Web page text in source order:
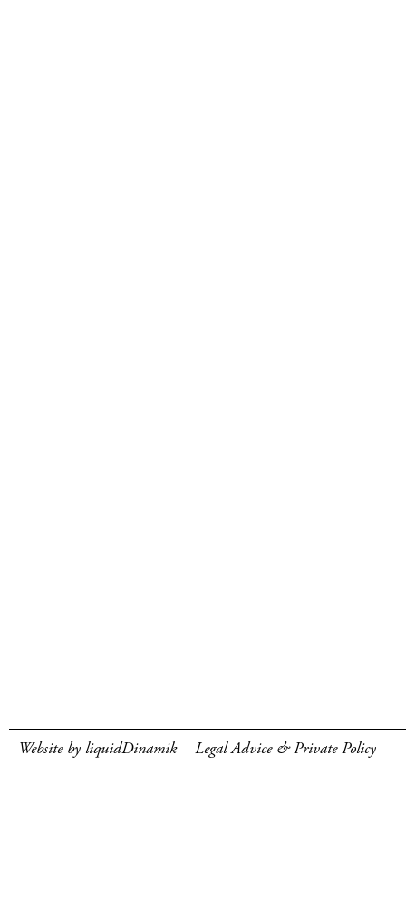
Website by liquidDinamik Legal Advice & Private Policy